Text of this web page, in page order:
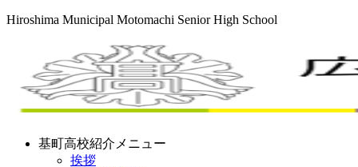
Hiroshima Municipal Motomachi Senior High School
基町高校紹介メニュー
挨拶